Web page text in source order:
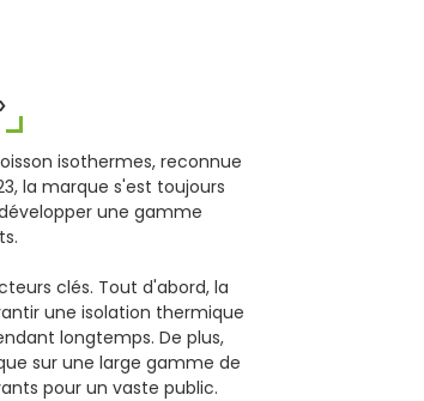
isothermes, reconnue
la marque s'est toujours
une gamme
clés. Tout d'abord, la
une isolation thermique
longtemps. De plus,
sur une large gamme de
pour un vaste public.